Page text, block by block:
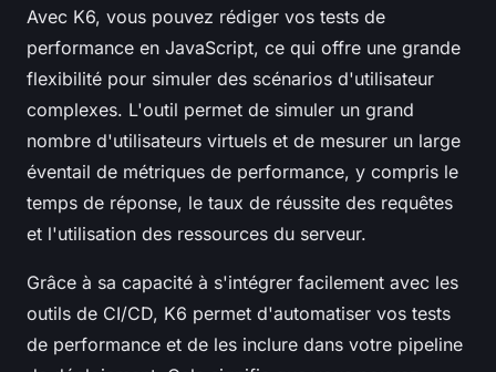
Avec K6, vous pouvez rédiger vos tests de
performance en JavaScript, ce qui offre une grande
flexibilité pour simuler des scénarios d'utilisateur
complexes. L'outil permet de simuler un grand
nombre d'utilisateurs virtuels et de mesurer un large
éventail de métriques de performance, y compris le
temps de réponse, le taux de réussite des requêtes
et l'utilisation des ressources du serveur.
Grâce à sa capacité à s'intégrer facilement avec les
outils de CI/CD, K6 permet d'automatiser vos tests
de performance et de les inclure dans votre pipeline